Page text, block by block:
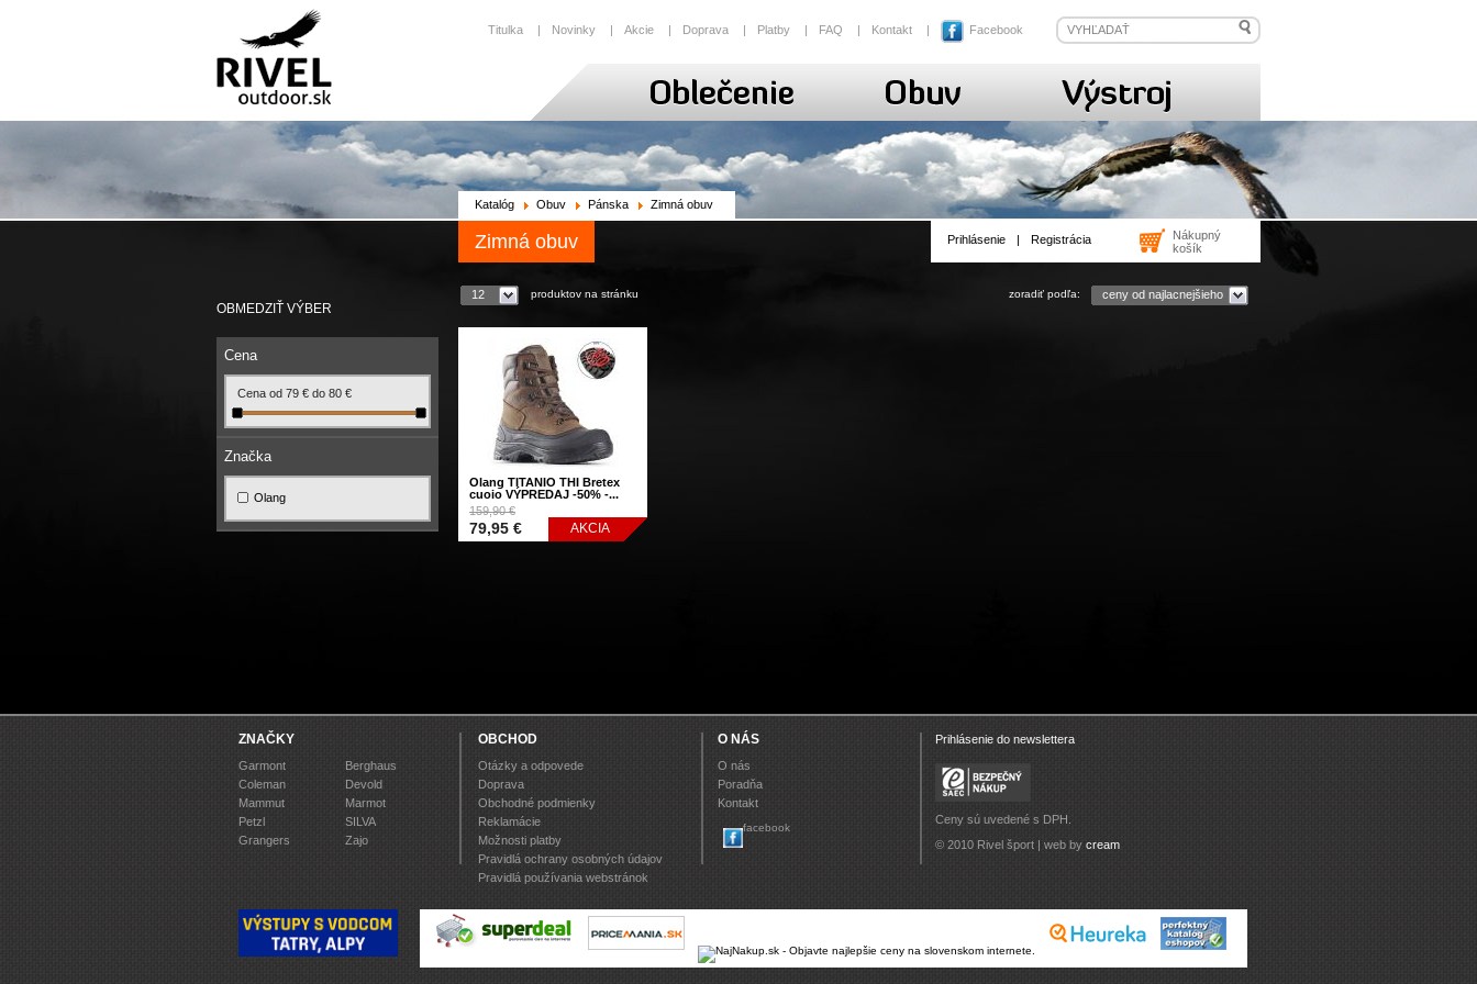
Titulka | Novinky | Akcie | Doprava | Platby | FAQ | Kontakt | Facebook
OBMEDZIŤ VÝBER
Cena
Cena od 79 € do 80 €
Značka
Olang
Prihlásenie | Registrácia
Nákupný
košík
Katalóg Obuv Pánska Zimná obuv
Zimná obuv
12 produktov na stránku zoradiť podľa: ceny od najlacnejšieho
AKCIA
Olang TITANIO THI Bretex
cuoio VÝPREDAJ -50% -...
159,90 €
79,95 €
ZNAČKY
Garmont
Berghaus
Coleman
Devold
Mammut
Marmot
Petzl
SILVA
Grangers
Zajo
OBCHOD
Otázky a odpovede
Doprava
Obchodné podmienky
Reklamácie
Možnosti platby
Pravidlá ochrany osobných údajov
Pravidlá používania webstránok
O NÁS
O nás
Poradňa
Kontakt
facebook
Prihlásenie do newslettera
Ceny sú uvedené s DPH.
© 2010 Rivel šport | web by cream